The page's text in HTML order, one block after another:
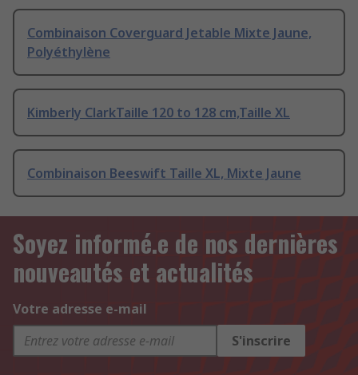
Combinaison Coverguard Jetable Mixte Jaune,
Polyéthylène
Kimberly ClarkTaille 120 to 128 cm,Taille XL
Combinaison Beeswift Taille XL, Mixte Jaune
Soyez informé.e de nos dernières
nouveautés et actualités
Votre adresse e-mail
S'inscrire